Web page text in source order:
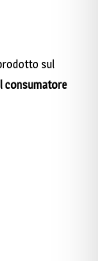
sul
consumatore